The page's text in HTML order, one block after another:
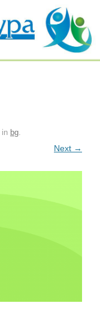
in bg.
Next →